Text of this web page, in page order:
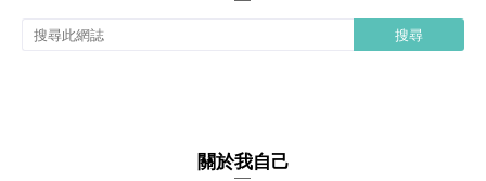
關於我自己